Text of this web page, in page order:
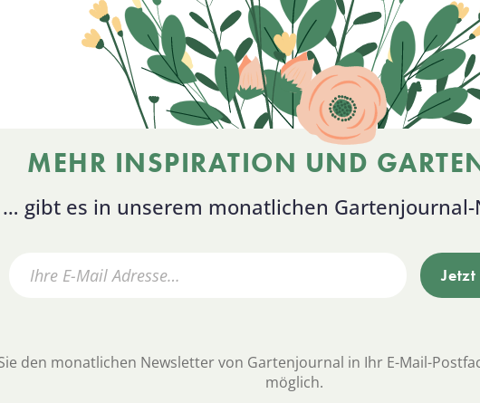
MEHR INSPIRATION UND
… gibt es in unserem monatlichen
den monatlichen Newsletter von Gartenjournal in Ihr E-Mail-
möglich.